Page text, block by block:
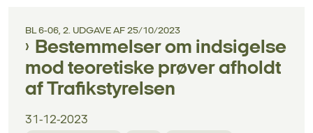
BL 6-06, 2. UDGAVE AF 25/10/2023
Bestemmelser om indsigelse
mod teoretiske prøver afholdt
af Trafikstyrelsen
31-12-2023